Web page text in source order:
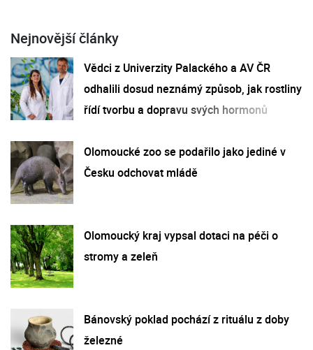
Nejnovější články
Vědci z Univerzity Palackého a AV ČR
odhalili dosud neznámý způsob, jak rostliny
řídí tvorbu a dopravu svých hormonů
Olomoucké zoo se podařilo jako jediné v
Česku odchovat mládě
Olomoucký kraj vypsal dotaci na péči o
stromy a zeleň
Bánovský poklad pochází z rituálu z doby
železné